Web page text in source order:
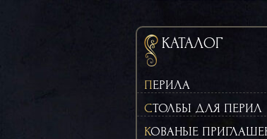
КАТАЛОГ
ПЕРИЛА
СТОЛБЫ ДЛЯ ПЕРИЛ
КОВАНЫЕ